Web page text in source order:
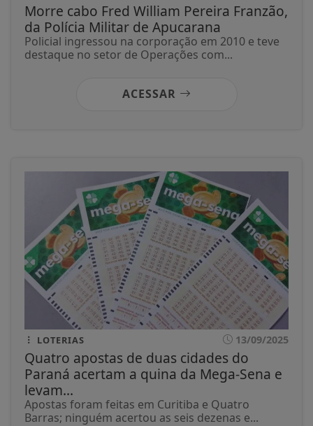
Morre cabo Fred William Pereira Franzão,
da Polícia Militar de Apucarana
Policial ingressou na corporação em 2010 e teve
destaque no setor de Operações com...
ACESSAR
LOTERIAS 13/09/2025
Quatro apostas de duas cidades do
Paraná acertam a quina da Mega-Sena e
levam...
Apostas foram feitas em Curitiba e Quatro
Barras; ninguém acertou as seis dezenas e...